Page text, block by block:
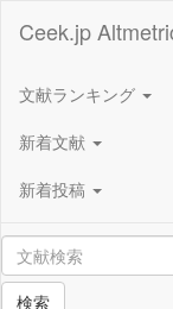
Ceek.jp
文献ランキング
新着文献
新着投稿
検索